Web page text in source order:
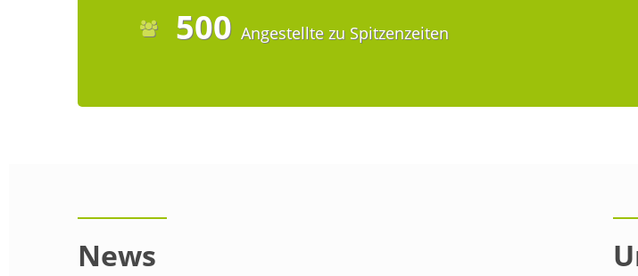
500 Angestellte zu Spitzenzeiten
News